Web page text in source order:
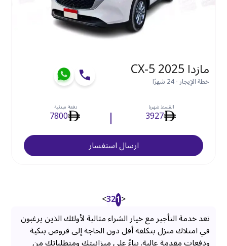
مازدا CX-5 2025
خطة الإيجار - 24 شهرًا
القسط شهريا
3927
دفعة مبدئية
7800
ارسال استفسار
<
1
2
3
>
تعد خدمة التأجير مع خيار الشراء مثالية لأولئك الذين يرغبون
في امتلاك منزل بتكلفة أقل دون الحاجة إلى قروض بنكية